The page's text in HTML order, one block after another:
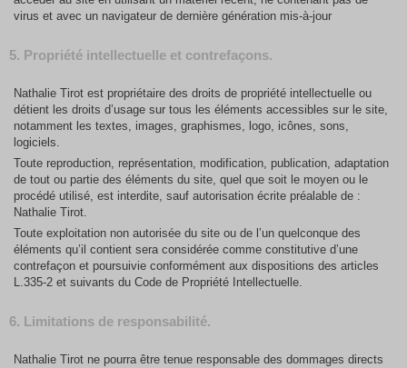
virus et avec un navigateur de dernière génération mis-à-jour
5. Propriété intellectuelle et contrefaçons.
Nathalie Tirot est propriétaire des droits de propriété intellectuelle ou
détient les droits d’usage sur tous les éléments accessibles sur le site,
notamment les textes, images, graphismes, logo, icônes, sons,
logiciels.
Toute reproduction, représentation, modification, publication, adaptation
de tout ou partie des éléments du site, quel que soit le moyen ou le
procédé utilisé, est interdite, sauf autorisation écrite préalable de :
Nathalie Tirot.
Toute exploitation non autorisée du site ou de l’un quelconque des
éléments qu’il contient sera considérée comme constitutive d’une
contrefaçon et poursuivie conformément aux dispositions des articles
L.335-2 et suivants du Code de Propriété Intellectuelle.
6. Limitations de responsabilité.
Nathalie Tirot ne pourra être tenue responsable des dommages directs